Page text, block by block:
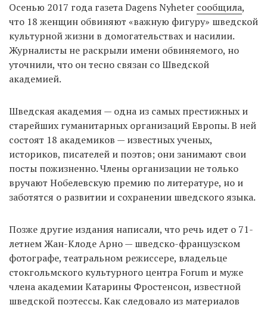
Осенью 2017 года газета Dagens Nyheter сообщила,
что 18 женщин обвиняют «важную фигуру» шведской
культурной жизни в домогательствах и насилии.
Журналисты не раскрыли имени обвиняемого, но
уточнили, что он тесно связан со Шведской
академией.
Шведская академия — одна из самых престижных и
старейших гуманитарных организаций Европы. В ней
состоят 18 академиков — известных ученых,
историков, писателей и поэтов; они занимают свои
посты пожизненно. Члены организации не только
вручают Нобелевскую премию по литературе, но и
заботятся о развитии и сохранении шведского языка.
Позже другие издания написали, что речь идет о 71-
летнем Жан-Клоде Арно — шведско-французском
фотографе, театральном режиссере, владельце
стокгольмского культурного центра Forum и муже
члена академии Катарины Фростенсон, известной
шведской поэтессы. Как следовало из материалов